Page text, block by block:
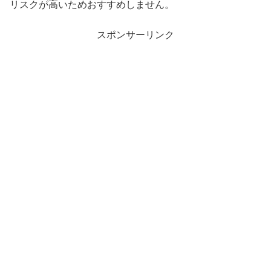
リスクが高いためおすすめしません。
スポンサーリンク